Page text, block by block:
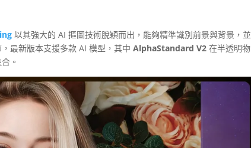
以其強大的 AI 摳圖技術脫穎而出，能夠精準識別前景與背景，並
最新版本支援多款 AI 模型，其中AlphaStandard V2 在半透明物
。